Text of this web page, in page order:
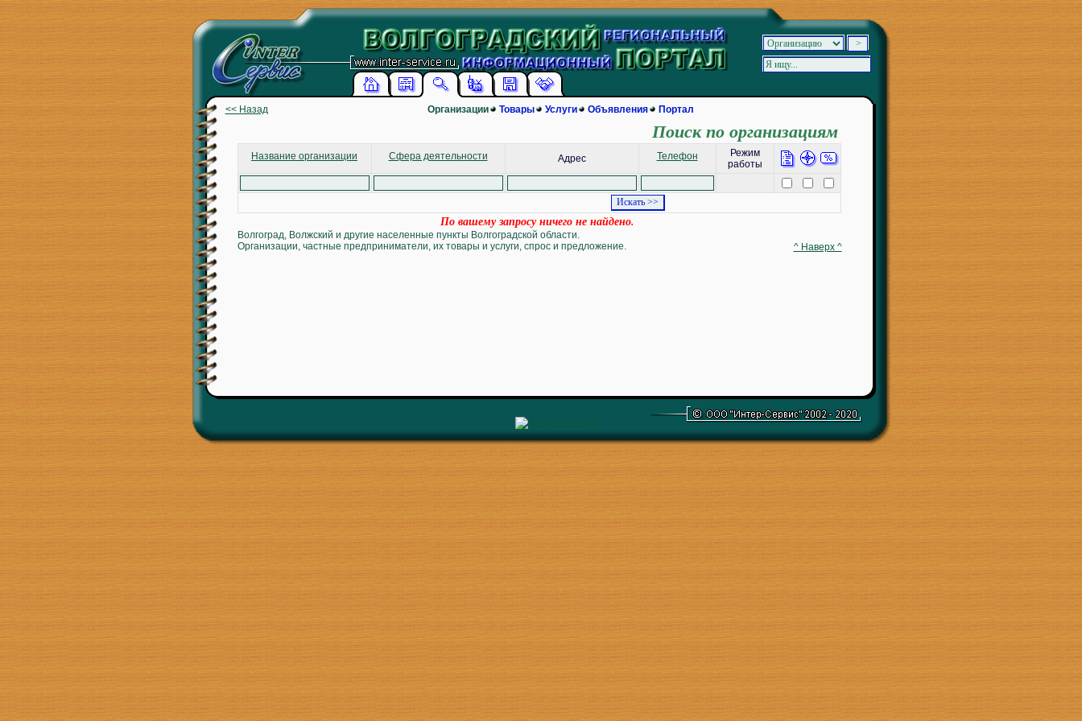
<< Назад Организации Товары Услуги Объявления Портал
Поиск по организациям
Название организации Сфера деятельности Адрес Телефон
Режим
работы
По вашему запросу ничего не найдено.
Волгоград, Волжский и другие населенные пункты Волгоградской области.
Организации, частные предприниматели, их товары и услуги, спрос и предложение.
^ Наверх ^